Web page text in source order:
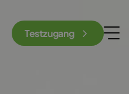
Testzugang